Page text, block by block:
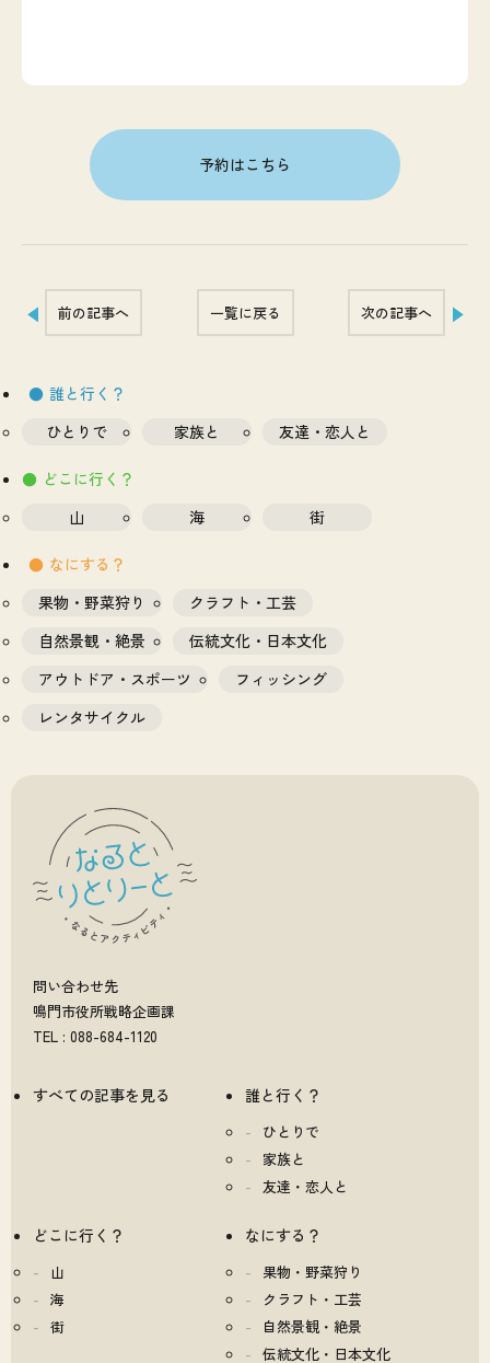
誰と行く？
ひとりで
家族と 友達・恋人と
どこに行く？
山
海 街
なにする？
果物・野菜狩り
クラフト・工芸
自然景観・絶景
伝統文化・日本文化
アウトドア・スポーツ
フィッシング
レンタサイクル
予約はこちら
前の記事へ 一覧に戻る 次の記事へ
問い合わせ先
鳴門市役所戦略企画課
TEL : 088-684-1120
すべての記事を見る 誰と行く？
ひとりで
家族と
友達・恋人と
どこに行く？
山
海
街
なにする？
果物・野菜狩り
クラフト・工芸
自然景観・絶景
伝統文化・日本文化